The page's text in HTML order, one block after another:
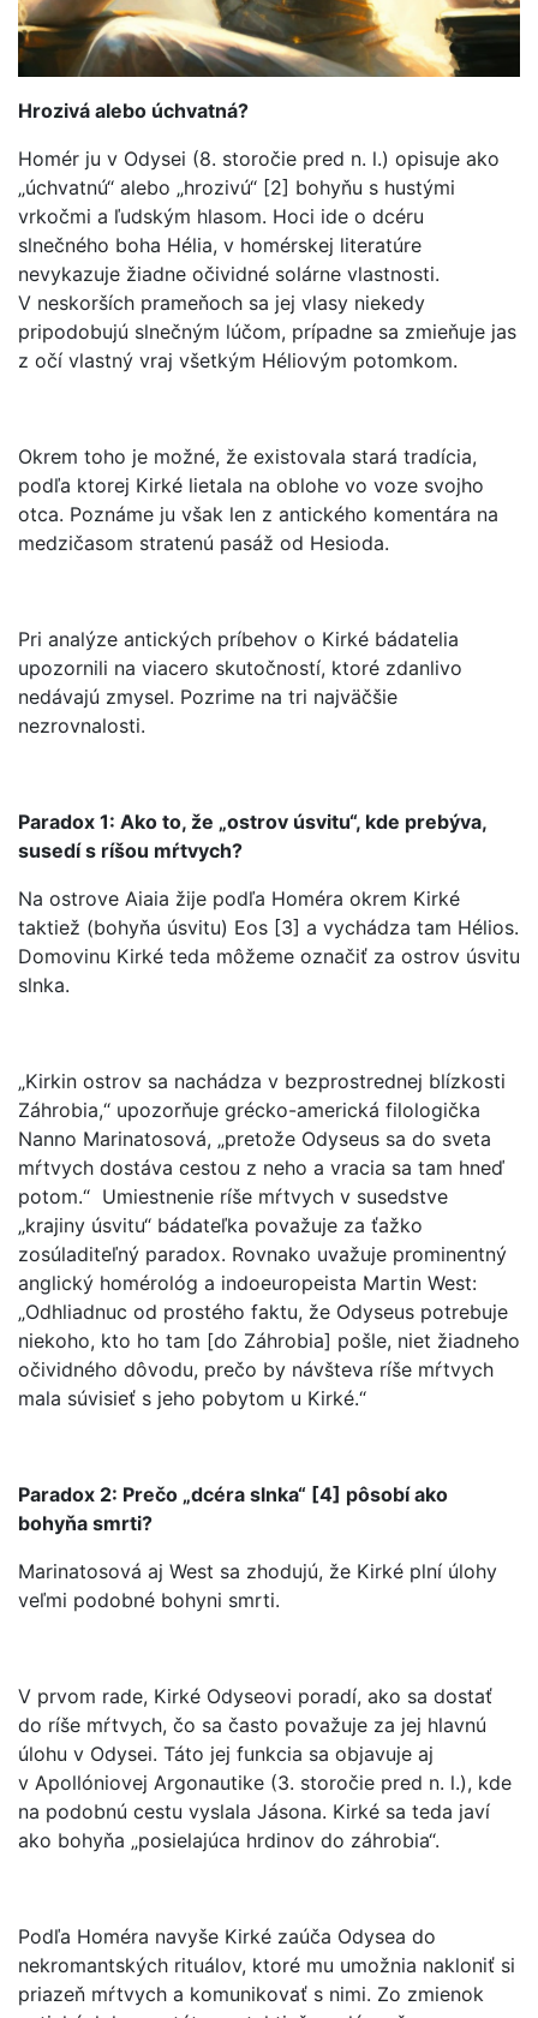
Hrozivá alebo úchvatná?
Homér ju v Odysei (8. storočie pred n. l.) opisuje ako
„úchvatnú“ alebo „hrozivú“ [2] bohyňu s hustými
vrkočmi a ľudským hlasom. Hoci ide o dcéru
slnečného boha Hélia, v homérskej literatúre
nevykazuje žiadne očividné solárne vlastnosti.
V neskorších prameňoch sa jej vlasy niekedy
pripodobujú slnečným lúčom, prípadne sa zmieňuje jas
z očí vlastný vraj všetkým Héliovým potomkom.
Okrem toho je možné, že existovala stará tradícia,
podľa ktorej Kirké lietala na oblohe vo voze svojho
otca. Poznáme ju však len z antického komentára na
medzičasom stratenú pasáž od Hesioda.
Pri analýze antických príbehov o Kirké bádatelia
upozornili na viacero skutočností, ktoré zdanlivo
nedávajú zmysel. Pozrime na tri najväčšie
nezrovnalosti.
Paradox 1: Ako to, že „ostrov úsvitu“, kde prebýva,
susedí s ríšou mŕtvych?
Na ostrove Aiaia žije podľa Homéra okrem Kirké
taktiež (bohyňa úsvitu) Eos [3] a vychádza tam Hélios.
Domovinu Kirké teda môžeme označiť za ostrov úsvitu
slnka.
„Kirkin ostrov sa nachádza v bezprostrednej blízkosti
Záhrobia,“ upozorňuje grécko-americká filologička
Nanno Marinatosová, „pretože Odyseus sa do sveta
mŕtvych dostáva cestou z neho a vracia sa tam hneď
potom.“ Umiestnenie ríše mŕtvych v susedstve
„krajiny úsvitu“ bádateľka považuje za ťažko
zosúladiteľný paradox. Rovnako uvažuje prominentný
anglický homérológ a indoeuropeista Martin West:
„Odhliadnuc od prostého faktu, že Odyseus potrebuje
niekoho, kto ho tam [do Záhrobia] pošle, niet žiadneho
očividného dôvodu, prečo by návšteva ríše mŕtvych
mala súvisieť s jeho pobytom u Kirké.“
Paradox 2: Prečo „dcéra slnka“ [4] pôsobí ako
bohyňa smrti?
Marinatosová aj West sa zhodujú, že Kirké plní úlohy
veľmi podobné bohyni smrti.
V prvom rade, Kirké Odyseovi poradí, ako sa dostať
do ríše mŕtvych, čo sa často považuje za jej hlavnú
úlohu v Odysei. Táto jej funkcia sa objavuje aj
v Apollóniovej Argonautike (3. storočie pred n. l.), kde
na podobnú cestu vyslala Jásona. Kirké sa teda javí
ako bohyňa „posielajúca hrdinov do záhrobia“.
Podľa Homéra navyše Kirké zaúča Odysea do
nekromantských rituálov, ktoré mu umožnia nakloniť si
priazeň mŕtvych a komunikovať s nimi. Zo zmienok